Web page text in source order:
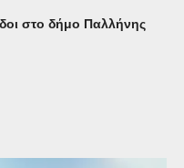
στο δήμο Παλλήνης